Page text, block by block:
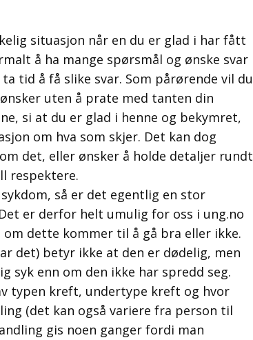
situasjon når en du er glad i har fått
å ha mange spørsmål og ønske svar
tid å få slike svar. Som pårørende vil du
uten å prate med tanten din
si at du er glad i henne og bekymret,
om hva som skjer. Det kan dog
det, eller ønsker å holde detaljer rundt
respektere.
så er det egentlig en stor
er derfor helt umulig for oss i ung.no
dette kommer til å gå bra eller ikke.
det) betyr ikke at den er dødelig, men
syk enn om den ikke har spredd seg.
typen kreft, undertype kreft og hvor
(det kan også variere fra person til
gis noen ganger fordi man